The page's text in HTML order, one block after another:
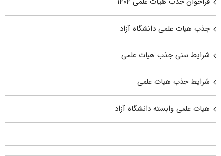
جذب هیات علمی دانشگاه آزاد
شرایط سنی جذب هیات علمی
شرایط جذب هیات علمی
هیات علمی وابسته دانشگاه آزاد